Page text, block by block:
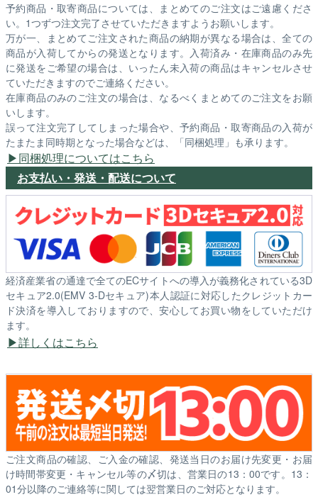
予約商品・取寄商品については、まとめてのご注文はご遠慮くださ
い。1つずつ注文完了させていただきますようお願いします。
万が一、まとめてご注文された商品の納期が異なる場合は、全ての
商品が入荷してからの発送となります。入荷済み・在庫商品のみ先
に発送をご希望の場合は、いったん未入荷の商品はキャンセルさせ
ていただきますのでご連絡ください。
在庫商品のみのご注文の場合は、なるべくまとめてのご注文をお願
いします。
誤って注文完了してしまった場合や、予約商品・取寄商品の入荷が
たまたま同時期となった場合などは、「同梱処理」も承ります。
同梱処理についてはこちら
お支払い・発送・配送について
経済産業省の通達で全てのECサイトへの導入が義務化されている3D
セキュア2.0(EMV 3-Dセキュア)本人認証に対応したクレジットカー
ド決済を導入しておりますので、安心してお買い物をしていただけ
ます。
詳しくはこちら
ご注文商品の確認、ご入金の確認、発送当日のお届け先変更・お届
け時間帯変更・キャンセル等の〆切は、営業日の13：00です。13：
01分以降のご連絡等に関しては翌営業日のご対応となります。